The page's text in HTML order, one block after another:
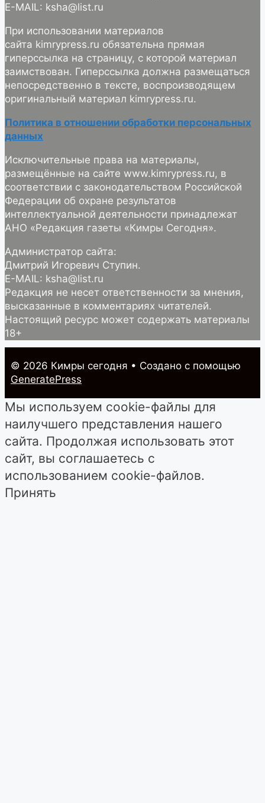
E-MAIL: ksha@list.ru
При использовании материалов
сайта kimrypress.ru обязательна прямая
гиперссылка на страницу, с которой материал
заимствован. Гиперссылка должна размещаться
непосредственно в тексте, воспроизводящем
оригинальный материал kimrypress.ru.
Политика в отношении обработки персональных
данных
Исключительные права на материалы,
размещённые на сайте www.kimrypress.ru, в
соответствии с законодательством Российской
Федерации об охране результатов
интеллектуальной деятельности принадлежат
АНО «Редакция газеты «Кимры Сегодня».
Администратор сайта:
Дмитрий Игоревич Ступин.
E-MAIL: ksha@list.ru
Редакция не несет ответственности за мнения,
высказанные в комментариях читателей.
Настоящий ресурс может содержать материалы
18+
© 2026 Кимры cегодня • Создано с помощью
GeneratePress
Мы используем cookie-файлы для
наилучшего представления нашего
сайта. Продолжая использовать этот
сайт, вы соглашаетесь с
использованием cookie-файлов.
Принять